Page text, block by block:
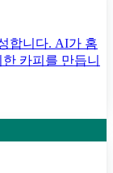
합니다. AI가 홈
카피를 만듭니